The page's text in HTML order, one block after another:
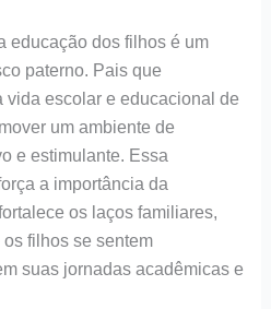
educação dos filhos é um
paterno. Pais que
vida escolar e educacional de
um ambiente de
e estimulante. Essa
a importância da
os laços familiares,
filhos se sentem
suas jornadas acadêmicas e